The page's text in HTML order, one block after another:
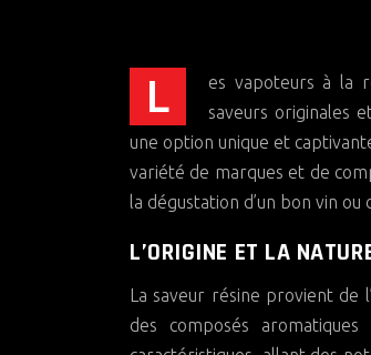
Les vapoteurs à la recherche de nouvelles sensations gustatives s’orientent de plus en plus vers des
saveurs originales
une option unique et
variété de marques et de
la dégustation d’un bon vin ou
L’ORIGINE ET LA
La saveur résine provient de
des composés